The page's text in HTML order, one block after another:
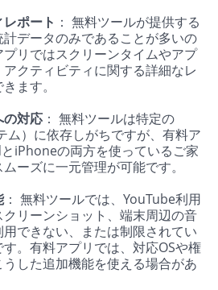
ポート ： 無料ツールが提供する
データのみであることが多いの
リではスクリーンタイムやアプ
アクティビティに関する詳細なレ
ます。
の対応 ： 無料ツールは特定の
ム）に依存しがちですが、有料ア
iPhoneの両方を使っているご家
ーズに一元管理が可能です。
： 無料ツールでは、YouTube利用
リーンショット、端末周辺の音
できない、または制限されてい
。有料アプリでは、対応OSや権
した追加機能を使える場合があ